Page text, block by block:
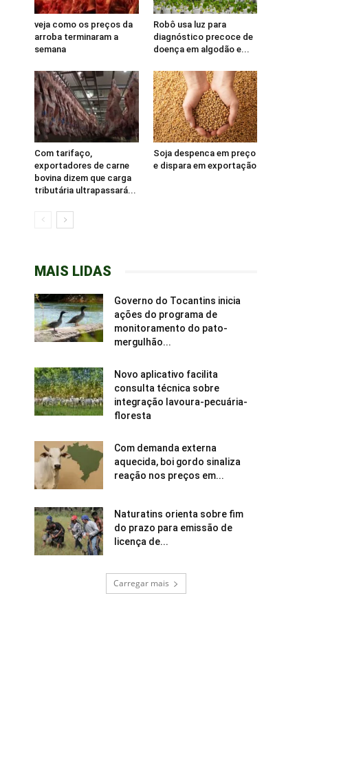
veja como os preços da
arroba terminaram a
semana
Robô usa luz para
diagnóstico precoce de
doença em algodão e...
Com tarifaço,
exportadores de carne
bovina dizem que carga
tributária ultrapassará...
Soja despenca em preço
e dispara em exportação
MAIS LIDAS
Governo do Tocantins inicia
ações do programa de
monitoramento do pato-
mergulhão...
Novo aplicativo facilita
consulta técnica sobre
integração lavoura-pecuária-
floresta
Com demanda externa
aquecida, boi gordo sinaliza
reação nos preços em...
Naturatins orienta sobre fim
do prazo para emissão de
licença de...
Carregar mais